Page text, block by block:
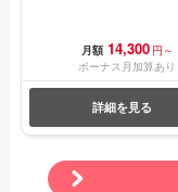
月額 14,300 円～
ボーナス月加算あり
詳細を見る